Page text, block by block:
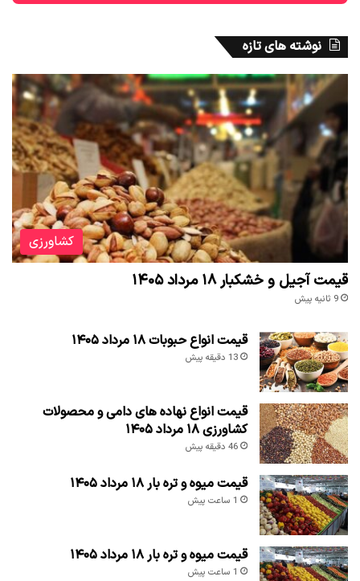
نوشته های تازه
کشاورزی
قیمت آجیل و خشکبار ۱۸ مرداد ۱۴۰۵
9 ثانیه پیش
قیمت انواع حبوبات ۱۸ مرداد ۱۴۰۵
13 دقیقه پیش
قیمت انواع نهاده های دامی و محصولات
کشاورزی ۱۸ مرداد ۱۴۰۵
46 دقیقه پیش
قیمت میوه و تره بار ۱۸ مرداد ۱۴۰۵
1 ساعت پیش
قیمت میوه و تره بار ۱۸ مرداد ۱۴۰۵
1 ساعت پیش